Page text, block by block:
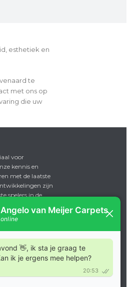
esthetiek en
te
met ons op
die uw
voor
kennis en
met de laatste
zijn
spelers in de
andere
collectie: tapijt,
vinyl, kunstgras,